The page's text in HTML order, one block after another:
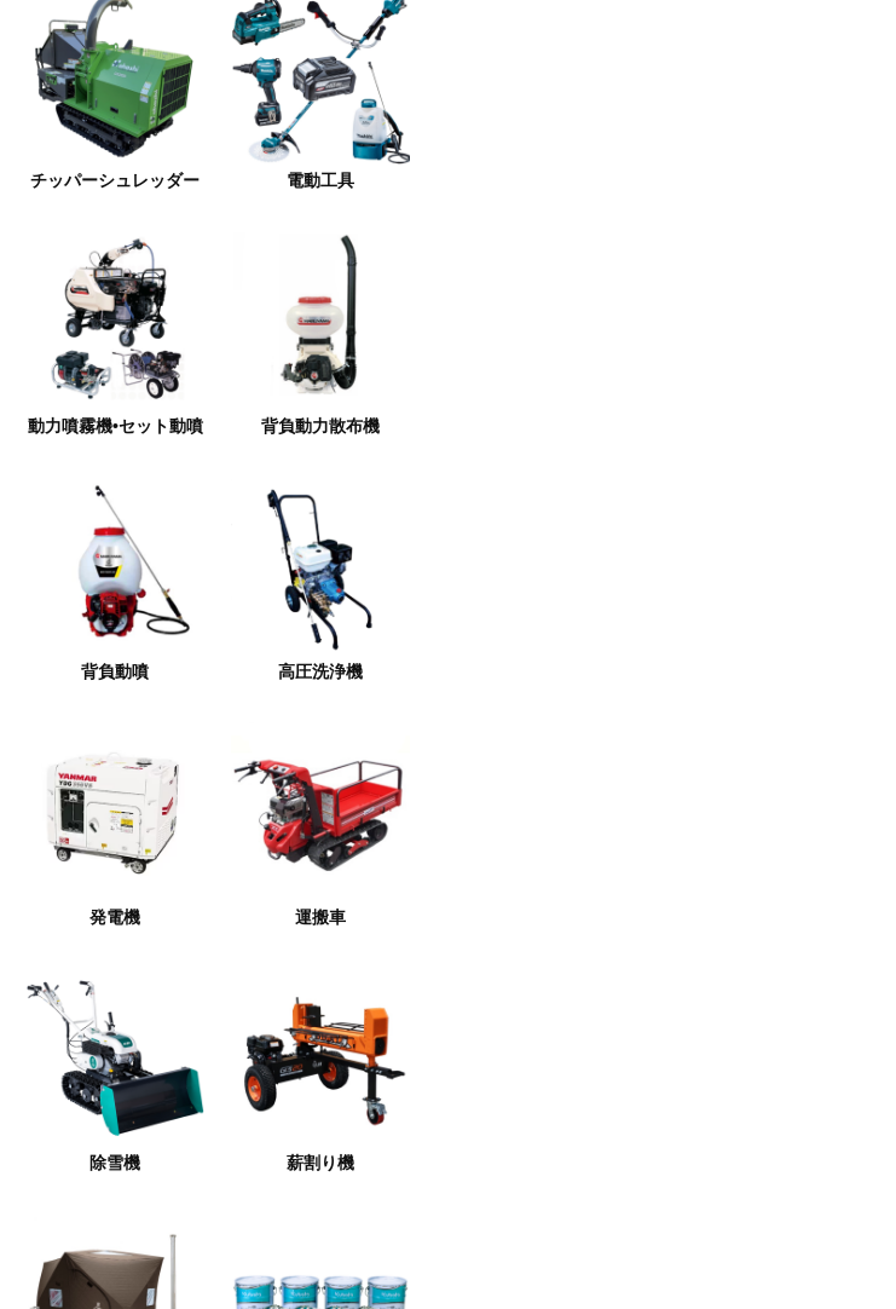
チッパーシュレッダー 電動工具
動力噴霧機•セット動噴 背負動力散布機
背負動噴 高圧洗浄機
発電機 運搬車
除雪機 薪割り機